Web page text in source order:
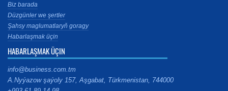
Biz barada
Düzgünler we şertler
Şahsy maglumatlaryň goragy
Habarlaşmak üçin
HABARLAŞMAK ÜÇIN
info@business.com.tm
A.Nyýazow şaýoly 157, Aşgabat, Türkmenistan, 744000